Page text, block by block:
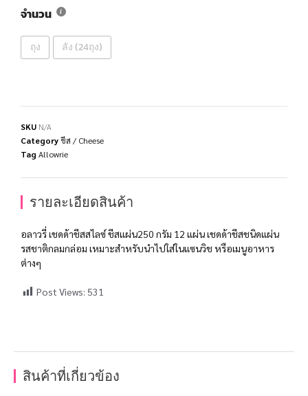
จำนวน
ถุง ลัง (24ถุง)
SKU N/A
Categoryชีส / Cheese
Tag Allowrie
รายละเอียดสินค้า
อลาวรี่ เชดด้าชีสสไลซ์ ชีสแผ่น250 กรัม 12 แผ่น เชดด้าชีสชนิดแผ่น
รสชาติกลมกล่อม เหมาะสำหรับนำไปใส่ในแซนวิช หรือเมนูอาหาร
ต่างๆ
Post Views: 531
สินค้าที่เกี่ยวข้อง